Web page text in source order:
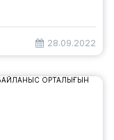
28.09.2022